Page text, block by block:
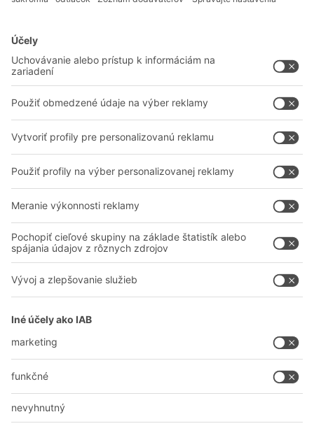
Regálové systémy
Dopravné systémy
Poradenstvo a služby
Profesionálne sklady
Kontaktný formulár
Spoločnosť
O nás
Naše výrobné závody
Zdieľať
A BIT O F
YOUR LIFE.
038 760 00 86
© 2026 BITO-Lagertechnik Bittmann GmbH